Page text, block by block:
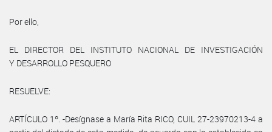
Por ello,
EL DIRECTOR DEL INSTITUTO NACIONAL DE INVESTIGACIÓN
Y DESARROLLO PESQUERO
RESUELVE:
ARTÍCULO 1º. -Desígnase a María Rita RICO, CUIL 27-23970213-4 a